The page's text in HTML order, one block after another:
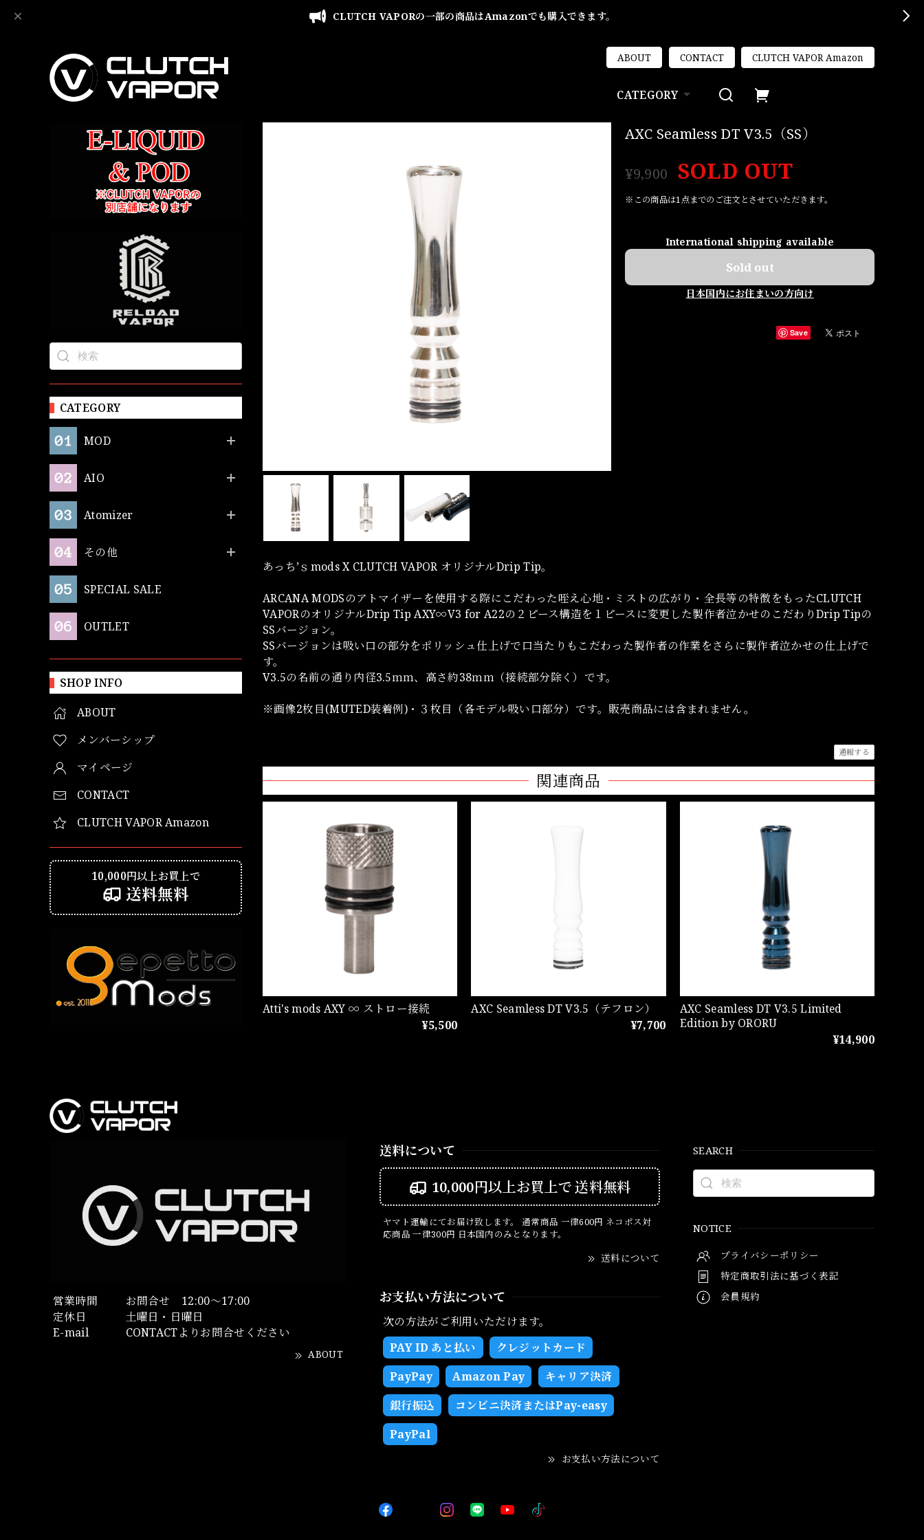
CLUTCH VAPORの一部の商品はAmazonでも購入できます。
ABOUT CONTACT CLUTCH VAPOR Amazon
CATEGORY
CATEGORY
MOD
AIO
Atomizer
その他
SPECIAL SALE
OUTLET
SHOP INFO
ABOUT
メンバーシップ
マイページ
CONTACT
CLUTCH VAPOR Amazon
10,000円以上お買上で
送料無料
AXC Seamless DT V3.5（SS）
¥9,900 SOLD OUT
※この商品は1点までのご注文とさせていただきます。
International shipping available
Sold out
日本国内にお住まいの方向け
Save
あっち’ｓmods X CLUTCH VAPOR オリジナルDrip Tip。
ARCANA MODSのアトマイザーを使用する際にこだわった咥え心地・ミストの広がり・全長等の特徴をもったCLUTCH
VAPORのオリジナルDrip Tip AXY∞V3 for A22の２ピース構造を１ピースに変更した製作者泣かせのこだわりDrip Tipの
SSバージョン。
SSバージョンは吸い口の部分をポリッシュ仕上げで口当たりもこだわった製作者の作業をさらに製作者泣かせの仕上げで
す。
V3.5の名前の通り内径3.5ｍｍ、高さ約38ｍｍ（接続部分除く）です。
※画像2枚目(MUTED装着例)・３枚目（各モデル吸い口部分）です。販売商品には含まれません。
通報する
関連商品
Atti's mods AXY ∞ ストロー接続
¥5,500
AXC Seamless DT V3.5（テフロン）
¥7,700
AXC Seamless DT V3.5 Limited
Edition by ORORU
¥14,900
営業時間
お問合せ 12:00～17:00
定休日
土曜日・日曜日
E-mail
CONTACTよりお問合せください
ABOUT
送料について
10,000円以上お買上で送料無料
ヤマト運輸にてお届け致します。 通常商品 一律600円 ネコポス対
応商品 一律300円 日本国内のみとなります。
送料について
お支払い方法について
次の方法がご利用いただけます。
PAY ID あと払い
クレジットカード
PayPay
Amazon Pay
キャリア決済
銀行振込
コンビニ決済またはPay-easy
PayPal
お支払い方法について
SEARCH
NOTICE
プライバシーポリシー
特定商取引法に基づく表記
会員規約